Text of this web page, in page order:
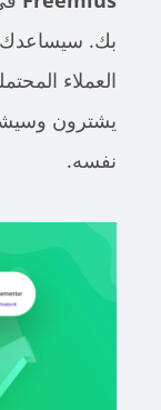
بك. سيساعدك
العملاء
يشترون
نفسه.